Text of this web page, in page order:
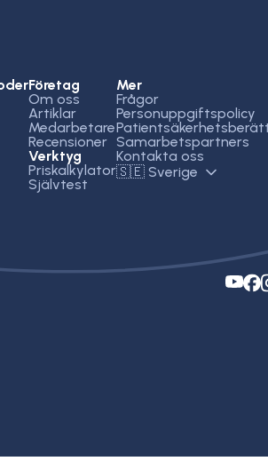
Företag
Om oss
Artiklar
Medarbetare
Recensioner
Verktyg
Priskalkylator
Självtest
Mer
Frågor
Personuppgiftspolicy
Samarbetspartners
Kontakta oss
🇸🇪 Sverige